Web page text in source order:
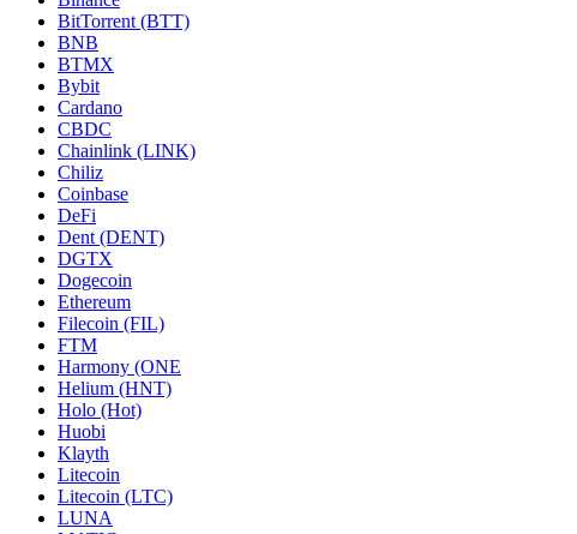
BitTorrent (BTT)
BNB
BTMX
Bybit
Cardano
CBDC
Chainlink (LINK)
Chiliz
Coinbase
DeFi
Dent (DENT)
DGTX
Dogecoin
Ethereum
Filecoin (FIL)
FTM
Harmony (ONE
Helium (HNT)
Holo (Hot)
Huobi
Klayth
Litecoin
Litecoin (LTC)
LUNA